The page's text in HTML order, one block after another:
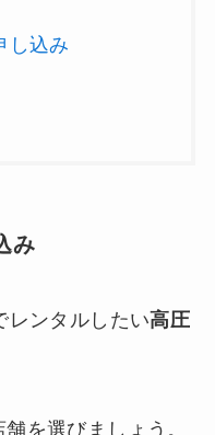
し込み
み
レンタルしたい高圧
を選びましょう。